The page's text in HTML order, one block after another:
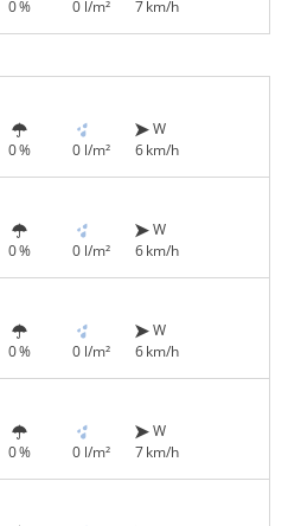
0 % 0 l/m²
7 km/h
0 % 0 l/m²
W
6 km/h
0 % 0 l/m²
W
6 km/h
0 % 0 l/m²
W
6 km/h
0 % 0 l/m²
W
7 km/h